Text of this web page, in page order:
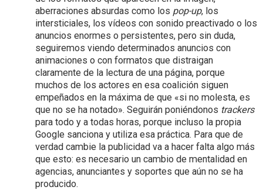
aberraciones absurdas como los pop-up, los
intersticiales, los vídeos con sonido preactivado o los
anuncios enormes o persistentes, pero sin duda,
seguiremos viendo determinados anuncios con
animaciones o con formatos que distraigan
claramente de la lectura de una página, porque
muchos de los actores en esa coalición siguen
empeñados en la máxima de que «si no molesta, es
que no se ha notado». Seguirán poniéndonos trackers
para todo y a todas horas, porque incluso la propia
Google sanciona y utiliza esa práctica. Para que de
verdad cambie la publicidad va a hacer falta algo más
que esto: es necesario un cambio de mentalidad en
agencias, anunciantes y soportes que aún no se ha
producido.